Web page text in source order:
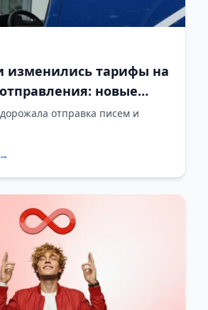
изменились тарифы на
новые
отправка писем и